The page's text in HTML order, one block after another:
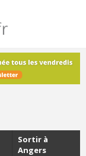
dans
Sortir à
Angers